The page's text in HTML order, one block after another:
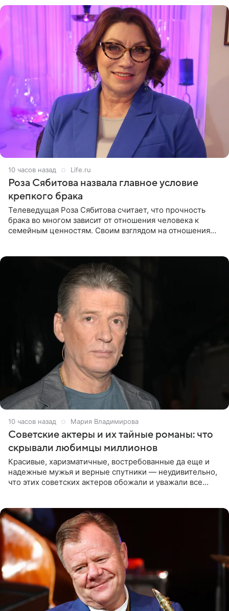
10 часов назад Life.ru
Роза Сябитова назвала главное условие
крепкого брака
Телеведущая Роза Сябитова считает, что прочность
брака во многом зависит от отношения человека к
семейным ценностям. Своим взглядом на отношения
10 часов назад Мария Владимирова
Советские актеры и их тайные романы: что
скрывали любимцы миллионов
Красивые, харизматичные, востребованные да еще и
надежные мужья и верные спутники — неудивительно,
что этих советских актеров обожали и уважали все